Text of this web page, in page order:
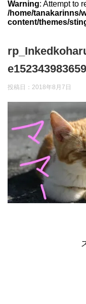
Warning: Attempt to
/home/tanakarinns/
content/themes/
投稿日： 2018年8月7日